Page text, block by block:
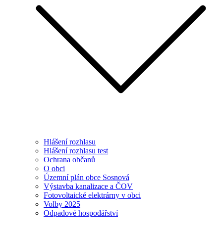
Hlášení rozhlasu
Hlášení rozhlasu test
Ochrana občanů
O obci
Územní plán obce Sosnová
Výstavba kanalizace a ČOV
Fotovoltaické elektrárny v obci
Volby 2025
Odpadové hospodářství